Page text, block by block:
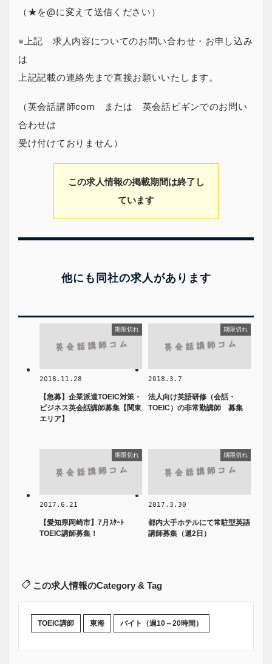
（★を@に変えて送信ください）
※上記 求人内容についてのお問い合わせ・お申し込み
は
上記記載の連絡先まで直接お願いいたします。
（英会話講師com または 英会話ビギンでのお問い
合わせは
受け付けておりません）
この求人情報の掲載期間は終了し
ています
他にも同社の求人があります
期限切れ
2018.11.28
【急募】企業派遣TOEIC対策・
ビジネス英会話講師募集【関東
エリア】
期限切れ
2018.3.7
法人向け英語研修（会話・
TOEIC）の非常勤講師 募集
期限切れ
2017.6.21
【愛知県岡崎市】7月ｽﾀｰﾄ
TOEIC講師募集！
期限切れ
2017.3.30
都内大手ホテルにて常駐型英語
講師募集（週2日）
この求人情報のCategory & Tag
TOEIC講師 東海 バイト（週10～20時間）